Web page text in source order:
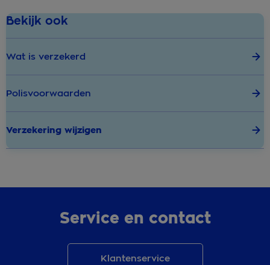
Bekijk ook
Wat is verzekerd
Polisvoorwaarden
Verzekering wijzigen
Service en contact
Klantenservice